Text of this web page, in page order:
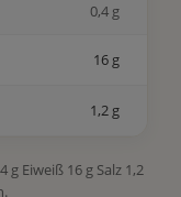
0,4 g
16 g
1,2 g
g Eiweiß 16 g Salz 1,2